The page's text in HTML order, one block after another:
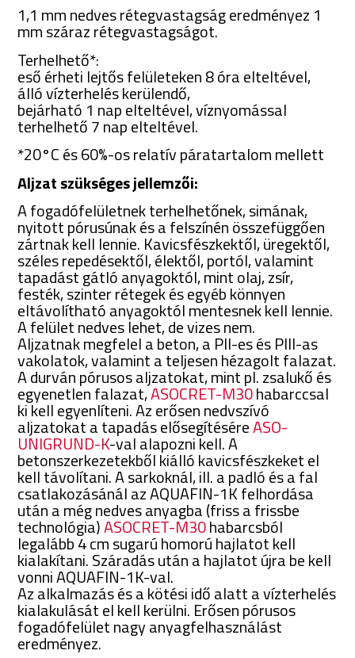
1,1 mm nedves rétegvastagság eredményez 1
mm száraz rétegvastagságot.
Terhelhető*:
eső érheti lejtős felületeken 8 óra elteltével,
álló vízterhelés kerülendő,
bejárható 1 nap elteltével, víznyomással
terhelhető 7 nap elteltével.
*20°C és 60%-os relatív páratartalom mellett
Aljzat szükséges jellemzői:
A fogadófelületnek terhelhetőnek, simának,
nyitott pórusúnak és a felszínén összefüggően
zártnak kell lennie. Kavicsfészkektől, üregektől,
széles repedésektől, élektől, portól, valamint
tapadást gátló anyagoktól, mint olaj, zsír,
festék, szinter rétegek és egyéb könnyen
eltávolítható anyagoktól mentesnek kell lennie.
A felület nedves lehet, de vizes nem.
Aljzatnak megfelel a beton, a PII-es és PIII-as
vakolatok, valamint a teljesen hézagolt falazat.
A durván pórusos aljzatokat, mint pl. zsalukő és
egyenetlen falazat,ASOCRET-M30habarccsal
ki kell egyenlíteni. Az erősen nedvszívó
aljzatokat a tapadás elősegítéséreASO-
UNIGRUND-K-val alapozni kell. A
betonszerkezetekből kiálló kavicsfészkeket el
kell távolítani. A sarkoknál, ill. a padló és a fal
csatlakozásánál az AQUAFIN-1K felhordása
után a még nedves anyagba (friss a frissbe
technológia)ASOCRET-M30habarcsból
legalább 4 cm sugarú homorú hajlatot kell
kialakítani. Száradás után a hajlatot újra be kell
vonni AQUAFIN-1K-val.
Az alkalmazás és a kötési idő alatt a vízterhelés
kialakulását el kell kerülni. Erősen pórusos
fogadófelület nagy anyagfelhasználást
eredményez.